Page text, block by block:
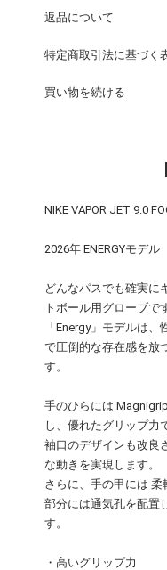
返品について
特定商取引法に基づく
買い物を続ける
NIKE VAPOR JET 9.0
2026年 ENERGYモデル
どんなパスでも確実に
トボール用グローブで
「Energy」モデルは
で圧倒的な存在感を放
す。
手のひらには
し、優れたグリップ力
袖口のデザインも改良
な動きを実現します。
さらに、手の甲には
部分には通気孔を配置
す。
・高いグリップ力